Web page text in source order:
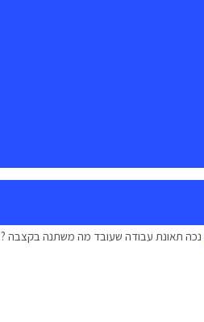
נכה תאונת עבודה שעובד מה משתנה בקצבה ?